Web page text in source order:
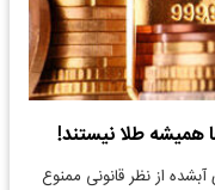
طلا نیستند!
از نظر قانونی ممنوع